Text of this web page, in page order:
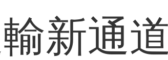
新通道